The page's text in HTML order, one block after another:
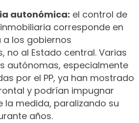
autonómica: el control de
corresponde en
los gobiernos
no al Estado central. Varias
autónomas, especialmente
por el PP, ya han mostrado
y podrían impugnar
la medida, paralizando su
años.